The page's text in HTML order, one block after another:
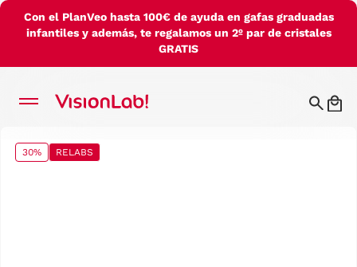
Con el PlanVeo hasta 100€ de ayuda en gafas graduadas
infantiles y además, te regalamos un 2º par de cristales
GRATIS
30% RELABS